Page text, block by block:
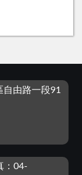
由路一段91
：04-